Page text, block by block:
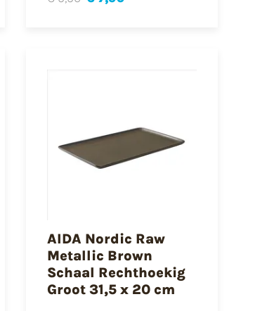
AIDA Nordic Raw
Metallic Brown
Schaal Rechthoekig
Groot 31,5 x 20 cm